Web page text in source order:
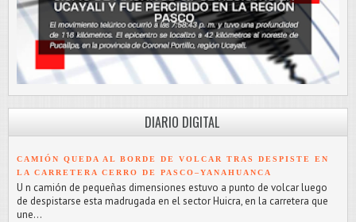
DIARIO DIGITAL
CAMIÓN QUEDA AL BORDE DE VOLCAR TRAS DESPISTE EN
LA CARRETERA CERRO DE PASCO–YANAHUANCA
U n camión de pequeñas dimensiones estuvo a punto de volcar luego
de despistarse esta madrugada en el sector Huicra, en la carretera que
une...